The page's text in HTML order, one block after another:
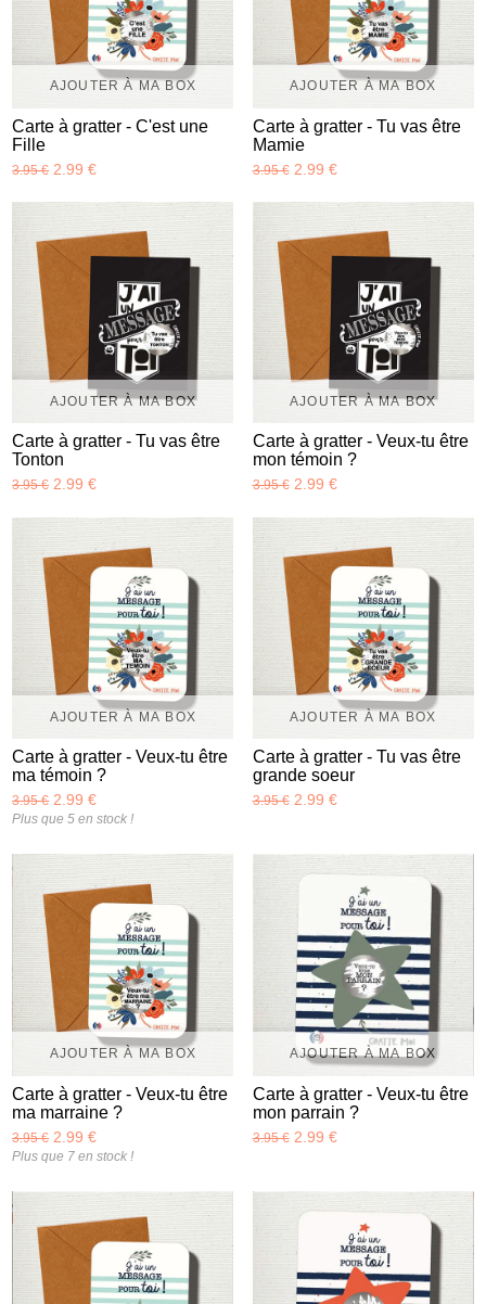
AJOUTER À MA BOX
Carte à gratter - C'est une
Fille
3.95 €2.99 €
AJOUTER À MA BOX
Carte à gratter - Tu vas être
Mamie
3.95 €2.99 €
AJOUTER À MA BOX
Carte à gratter - Tu vas être
Tonton
3.95 €2.99 €
AJOUTER À MA BOX
Carte à gratter - Veux-tu être
mon témoin ?
3.95 €2.99 €
AJOUTER À MA BOX
Carte à gratter - Veux-tu être
ma témoin ?
3.95 €2.99 €
Plus que 5 en stock !
AJOUTER À MA BOX
Carte à gratter - Tu vas être
grande soeur
3.95 €2.99 €
AJOUTER À MA BOX
Carte à gratter - Veux-tu être
ma marraine ?
3.95 €2.99 €
Plus que 7 en stock !
AJOUTER À MA BOX
Carte à gratter - Veux-tu être
mon parrain ?
3.95 €2.99 €